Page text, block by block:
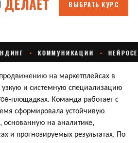
на маркетплейсах в
и системную специализацию
площадках. Команда работает с
сформировала устойчивую
основанную на аналитике,
и прогнозируемых результатах. По